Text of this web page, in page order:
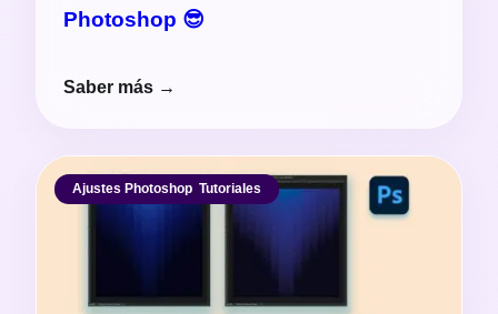
Photoshop 😎
Saber más →
Ajustes Photoshop, Tutoriales